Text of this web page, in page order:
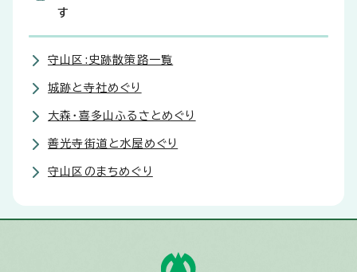
す
守山区:史跡散策路一覧
城跡と寺社めぐり
大森・喜多山ふるさとめぐり
善光寺街道と水屋めぐり
守山区のまちめぐり